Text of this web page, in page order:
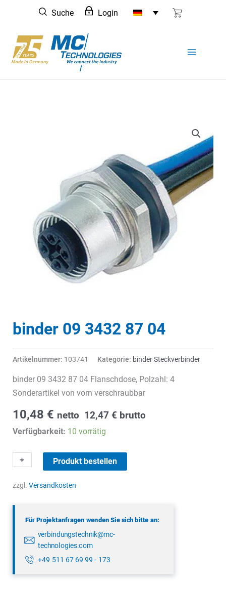
springen
Suche Login
binder 09 3432 87 04
Artikelnummer: 103741 Kategorie: binder Steckverbinder
binder 09 3432 87 04 Flanschdose, Polzahl: 4
Sonderartikel von vorn verschraubbar
10,48 € netto 12,47 € brutto
Verfügbarkeit: 10 vorrätig
-
binder
3432
+ Produkt bestellen
zzgl. Versandkosten
Für Projektanfragen wenden Sie sich bitte an:
verbindungstechnik@mc-
technologies.com
+49 511 67 69 99 - 173